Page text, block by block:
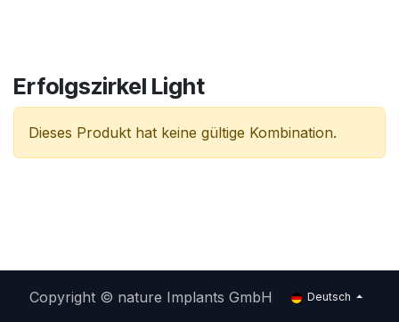
Erfolgszirkel Light
Dieses Produkt hat keine gültige Kombination.
Copyright © nature Implants GmbH Deutsch